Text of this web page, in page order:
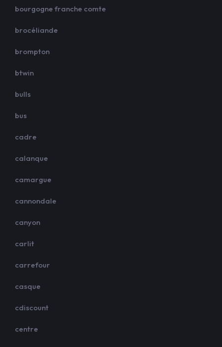
bourgogne franche comte
brocéliande
brompton
btwin
bulls
bus
cadre
calanque
camargue
cannondale
canyon
carlit
carrefour
casque
cdiscount
centre